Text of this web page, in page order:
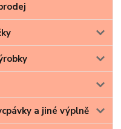
a jiné výplně